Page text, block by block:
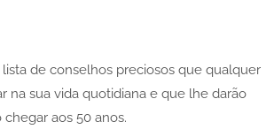
de conselhos preciosos que qualquer
na sua vida quotidiana e que lhe darão
aos 50 anos.